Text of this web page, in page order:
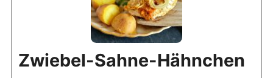
Zwiebel-Sahne-Hähnchen